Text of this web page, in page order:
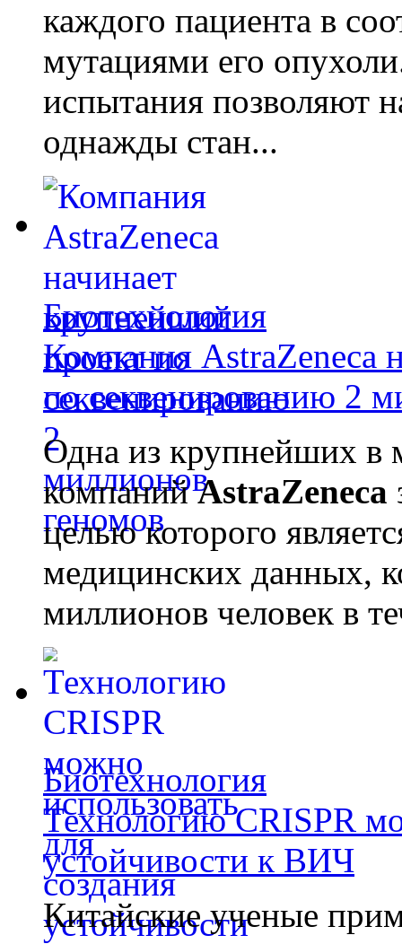
каждого пациента в
мутациями его
испытания позволяют
однажды стан...
Биотехнология
Компания AstraZeneca
по секвенированию 2
Одна из крупнейших в
компанийAstraZeneca
целью которого
медицинских данных,
миллионов человек в
Биотехнология
Технологию CRISPR
устойчивости к ВИЧ
Китайские ученые